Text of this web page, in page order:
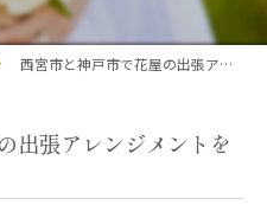
西宮市と神戸市で花屋の出張アレンジメントを活かす方法
出張アレンジメントを